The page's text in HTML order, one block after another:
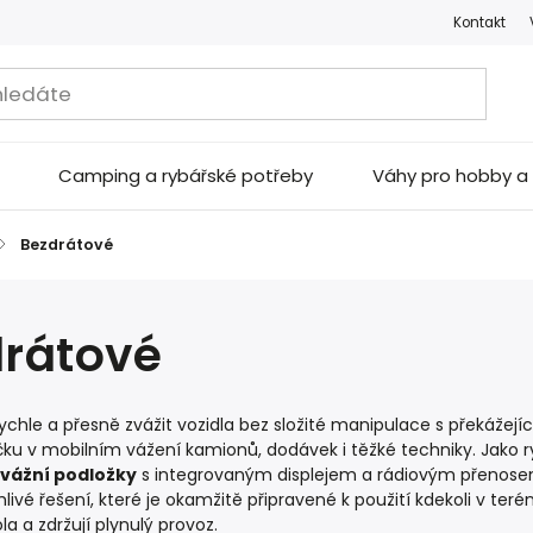
Kontakt
Camping a rybářské potřeby Váhy pro hobby
Bezdrátové
a přesně zvážit vozidla bez složité manipulace s
v mobilním vážení kamionů, dodávek i těžké techniky. Jako
podložky s integrovaným displejem a rádiovým
řešení, které je okamžitě připravené k použití kdekoli v
a zdržují plynulý provoz.